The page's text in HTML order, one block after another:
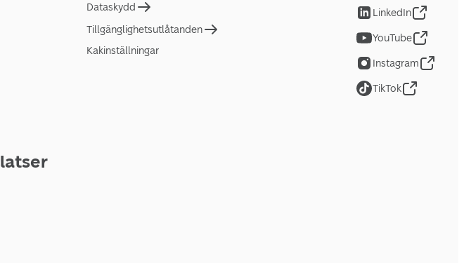
Dataskydd
Tillgänglighetsutlåtanden
Kakinställningar
LinkedIn
YouTube
Instagram
TikTok